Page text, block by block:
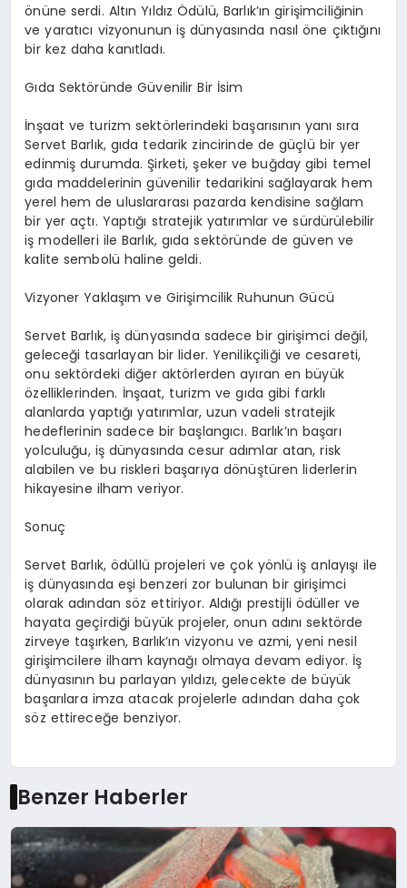
önüne serdi. Altın Yıldız Ödülü, Barlık’ın girişimciliğinin
ve yaratıcı vizyonunun iş dünyasında nasıl öne çıktığını
bir kez daha kanıtladı.
Gıda Sektöründe Güvenilir Bir İsim
İnşaat ve turizm sektörlerindeki başarısının yanı sıra
Servet Barlık, gıda tedarik zincirinde de güçlü bir yer
edinmiş durumda. Şirketi, şeker ve buğday gibi temel
gıda maddelerinin güvenilir tedarikini sağlayarak hem
yerel hem de uluslararası pazarda kendisine sağlam
bir yer açtı. Yaptığı stratejik yatırımlar ve sürdürülebilir
iş modelleri ile Barlık, gıda sektöründe de güven ve
kalite sembolü haline geldi.
Vizyoner Yaklaşım ve Girişimcilik Ruhunun Gücü
Servet Barlık, iş dünyasında sadece bir girişimci değil,
geleceği tasarlayan bir lider. Yenilikçiliği ve cesareti,
onu sektördeki diğer aktörlerden ayıran en büyük
özelliklerinden. İnşaat, turizm ve gıda gibi farklı
alanlarda yaptığı yatırımlar, uzun vadeli stratejik
hedeflerinin sadece bir başlangıcı. Barlık’ın başarı
yolculuğu, iş dünyasında cesur adımlar atan, risk
alabilen ve bu riskleri başarıya dönüştüren liderlerin
hikayesine ilham veriyor.
Sonuç
Servet Barlık, ödüllü projeleri ve çok yönlü iş anlayışı ile
iş dünyasında eşi benzeri zor bulunan bir girişimci
olarak adından söz ettiriyor. Aldığı prestijli ödüller ve
hayata geçirdiği büyük projeler, onun adını sektörde
zirveye taşırken, Barlık’ın vizyonu ve azmi, yeni nesil
girişimcilere ilham kaynağı olmaya devam ediyor. İş
dünyasının bu parlayan yıldızı, gelecekte de büyük
başarılara imza atacak projelerle adından daha çok
söz ettireceğe benziyor.
Benzer Haberler